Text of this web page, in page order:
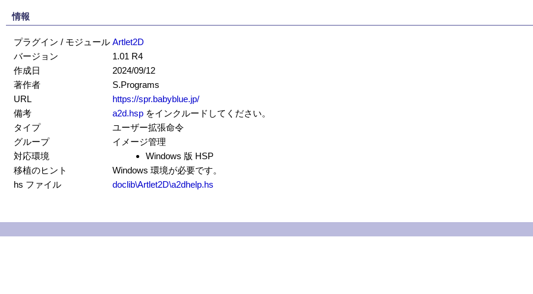
情報
プラグイン / モジュール Artlet2D
バージョン
1.01 R4
作成日
2024/09/12
著作者
S.Programs
URL
https://spr.babyblue.jp/
備考
a2d.hsp をインクルードしてください。
タイプ
ユーザー拡張命令
グループ
イメージ管理
対応環境
Windows 版 HSP
移植のヒント
Windows 環境が必要です。
hs ファイル
doclib\Artlet2D\a2dhelp.hs